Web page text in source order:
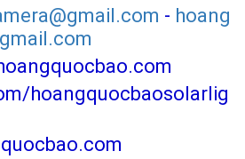
- hoang
hoangquocbaosolarlig